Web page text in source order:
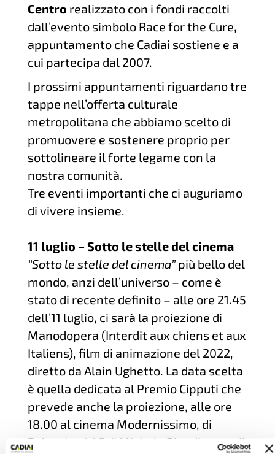
Centro realizzato con i fondi raccolti
dall’evento simbolo Race for the Cure,
appuntamento che Cadiai sostiene e a
cui partecipa dal 2007.
I prossimi appuntamenti riguardano tre
tappe nell’offerta culturale
metropolitana che abbiamo scelto di
promuovere e sostenere proprio per
sottolineare il forte legame con la
nostra comunità.
Tre eventi importanti che ci auguriamo
di vivere insieme.
11 luglio – Sotto le stelle del cinema
“Sotto le stelle del cinema”più bello del
mondo, anzi dell’universo – come è
stato di recente definito – alle ore 21.45
dell’11 luglio, ci sarà la proiezione di
Manodopera (Interdit aux chiens et aux
Italiens), film di animazione del 2022,
diretto da Alain Ughetto. La data scelta
è quella dedicata al Premio Cipputi che
prevede anche la proiezione, alle ore
18.00 al cinema Modernissimo, di
Palazzina LAF di Michele Riondino per il